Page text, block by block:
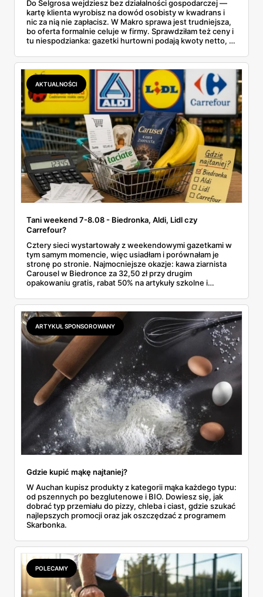
Do Selgrosa wejdziesz bez działalności gospodarczej —
kartę klienta wyrobisz na dowód osobisty w kwadrans i
nic za nią nie zapłacisz. W Makro sprawa jest trudniejsza,
bo oferta formalnie celuje w firmy. Sprawdziłam też ceny i
tu niespodzianka: gazetki hurtowni podają kwoty netto, a
zawsze wygrywa — ta sama kawa ziarnista kosztuje w
Makro ponad dwa razy więcej niż w weekendowej
promocji dyskontu.
AKTUALNOŚCI
Tani weekend 7-8.08 - Biedronka, Aldi, Lidl czy
Carrefour?
Cztery sieci wystartowały z weekendowymi gazetkami w
tym samym momencie, więc usiadłam i porównałam je
stronę po stronie. Najmocniejsze okazje: kawa ziarnista
Carousel w Biedronce za 32,50 zł przy drugim
opakowaniu gratis, rabat 50% na artykuły szkolne i
2,99 zł za kilogram, ale wyłącznie w sobotę z aplikacją. Aldi
odpowiada masłem za 2,99 zł. Werdykt w skrócie:
najwięcej wyciśniesz z Biedronki, po świeże warzywa jedź
do Aldi.
ARTYKUŁ SPONSOROWANY
Gdzie kupić mąkę najtaniej?
W Auchan kupisz produkty z kategorii mąka każdego typu:
od pszennych po bezglutenowe i BIO. Dowiesz się, jak
dobrać typ przemiału do pizzy, chleba i ciast, gdzie szukać
najlepszych promocji oraz jak oszczędzać z programem
Skarbonka.
POLECAMY